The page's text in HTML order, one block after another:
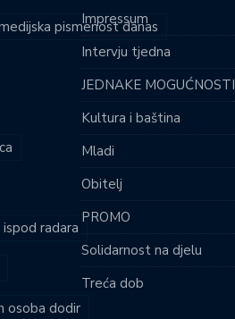
pismenost danas
radara
osoba dodir
Impressum
Intervju tjedna
JEDNAKE MOGUĆNOSTI
Kultura i baština
Mladi
Obitelj
PROMO
Solidarnost na djelu
Treća dob